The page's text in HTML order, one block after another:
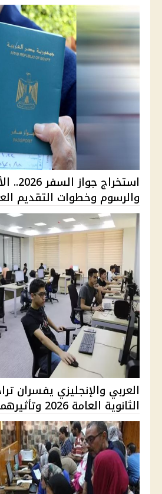
والرسوم وخطوات التقديم
العربي والإنجليزي يفسران
الثانوية العامة 2026 وتأثيرهما ع...